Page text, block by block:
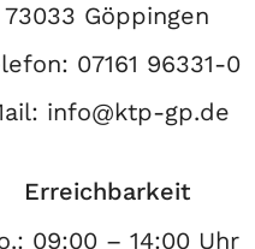
73033 Göppingen
07161 96331-0
info@ktp-gp.de
Erreichbarkeit
09:00 – 14:00 Uhr